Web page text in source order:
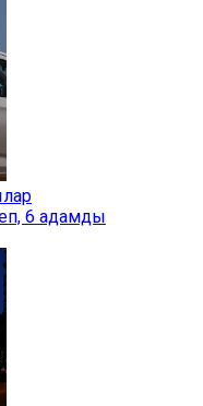
6 адамды